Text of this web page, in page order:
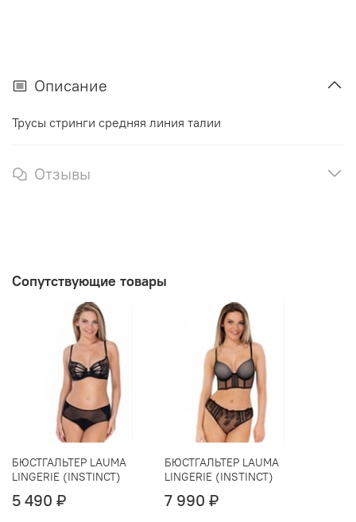
Описание
Трусы стринги средняя линия талии
Отзывы
Сопутствующие товары
БЮСТГАЛЬТЕР LAUMA
LINGERIE (INSTINCT)
5 490 ₽
БЮСТГАЛЬТЕР LAUMA
LINGERIE (INSTINCT)
7 990 ₽